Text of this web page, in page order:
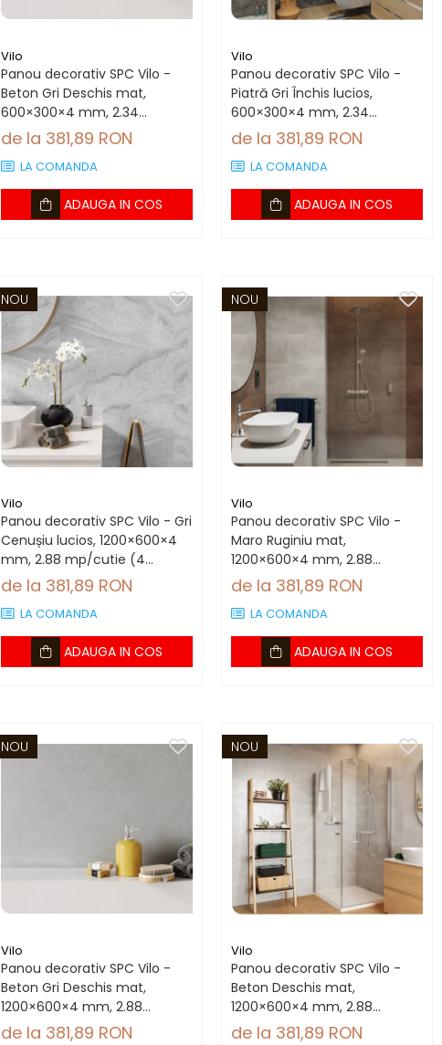
Vilo
Panou decorativ SPC Vilo -
Beton Gri Deschis mat,
600×300×4 mm, 2.34
mp/cutie (13 panouri)
de la 381,89 RON
LA COMANDA
ADAUGA IN COS
Vilo
Panou decorativ SPC Vilo -
Piatră Gri Închis lucios,
600×300×4 mm, 2.34
mp/cutie (13 panouri)
de la 381,89 RON
LA COMANDA
ADAUGA IN COS
NOU
Vilo
Panou decorativ SPC Vilo - Gri
Cenușiu lucios, 1200×600×4
mm, 2.88 mp/cutie (4
panouri)
de la 381,89 RON
LA COMANDA
ADAUGA IN COS
NOU
Vilo
Panou decorativ SPC Vilo -
Maro Ruginiu mat,
1200×600×4 mm, 2.88
mp/cutie (4 panouri)
de la 381,89 RON
LA COMANDA
ADAUGA IN COS
NOU
Vilo
Panou decorativ SPC Vilo -
Beton Gri Deschis mat,
1200×600×4 mm, 2.88
mp/cutie (4 panouri)
de la 381,89 RON
NOU
Vilo
Panou decorativ SPC Vilo -
Beton Deschis mat,
1200×600×4 mm, 2.88
mp/cutie (4 panouri)
de la 381,89 RON